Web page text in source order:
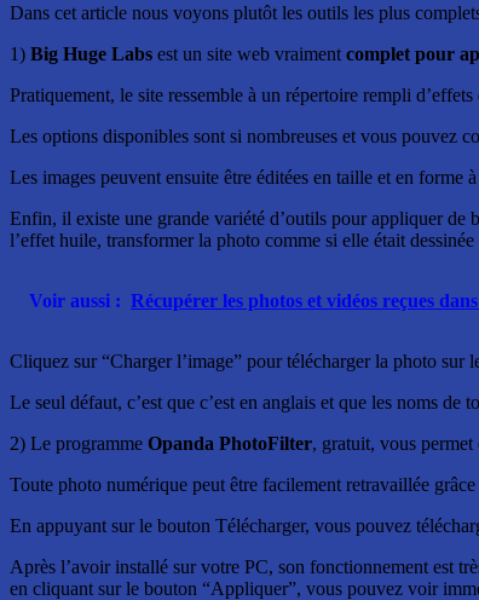
Dans cet article nous voyons plutôt les outils les plus
1) Big Huge Labs est un site web vraiment complet pour
Pratiquement, le site ressemble à un répertoire rempli
Les options disponibles sont si nombreuses et vous pouvez
Les images peuvent ensuite être éditées en taille et en forme
Enfin, il existe une grande variété d’outils pour appliquer de
l’effet huile, transformer la photo comme si elle était dessinée
Voir aussi : Récupérer les photos et vidéos reçues
Cliquez sur “Charger l’image” pour télécharger la photo sur
Le seul défaut, c’est que c’est en anglais et que les noms
2) Le programme Opanda PhotoFilter, gratuit, vous permet
Toute photo numérique peut être facilement retravaillée
En appuyant sur le bouton Télécharger, vous pouvez
Après l’avoir installé sur votre PC, son fonctionnement est
en cliquant sur le bouton “Appliquer”, vous pouvez voir